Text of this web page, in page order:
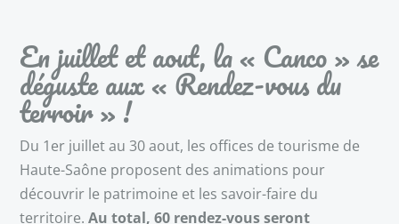
En juillet et aout, la « Canco » se
déguste aux « Rendez-vous du
terroir » !
Du 1er juillet au 30 aout, les offices de tourisme de
Haute-Saône proposent des animations pour
découvrir le patrimoine et les savoir-faire du
territoire. Au total, 60 rendez-vous seront